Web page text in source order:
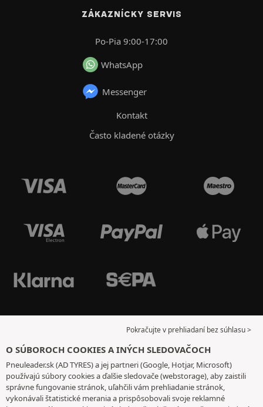
ZÁKAZNÍCKY SERVIS
Po-Pia 9:00-17:00
WhatsApp
Messenger
Kontakt
Často kladené otázky
Pokračujte v prehliadaní bez súhlasu >
O SÚBOROCH COOKIES A INÝCH SLEDOVAČOCH
Pneuleader.sk (AD TYRES) a jej partneri (Google, Hotjar, Microsoft)
používajú súbory cookies a ďalšie sledovače (webstorage), aby zaistili
správne fungovanie stránok, uľahčili vám prehliadanie stránok,
vykonávali štatistické merania a prispôsobovali svoje reklamné